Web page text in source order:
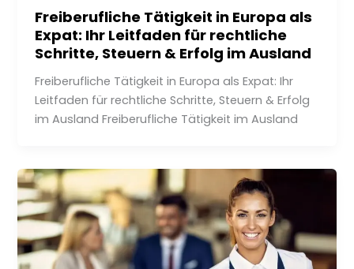
Freiberufliche Tätigkeit in Europa als
Expat: Ihr Leitfaden für rechtliche
Schritte, Steuern & Erfolg im Ausland
Freiberufliche Tätigkeit in Europa als Expat: Ihr
Leitfaden für rechtliche Schritte, Steuern & Erfolg
im Ausland Freiberufliche Tätigkeit im Ausland